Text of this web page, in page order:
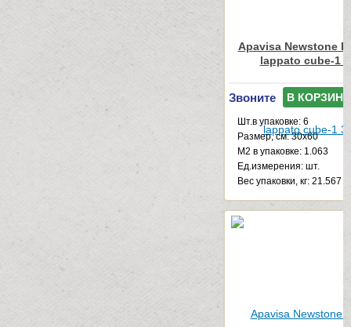
Apavisa Newstone
lappato cube-1
Звоните В КОРЗИНУ
Шт.в упаковке: 6
Размер, см: 30x60
М2 в упаковке: 1.063
Ед.измерения: шт.
Веc упаковки, кг: 21.567